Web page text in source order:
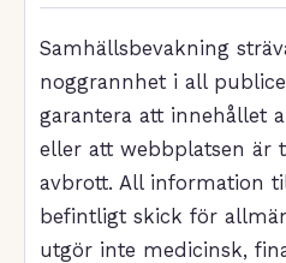
Samhällsbevakning
noggrannhet i all
garantera att innehållet
eller att webbplatsen är
avbrott. All information
befintligt skick för
utgör inte medicinsk,